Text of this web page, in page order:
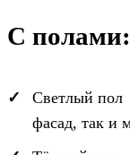
С полами:
Светлый пол
фасад, так и